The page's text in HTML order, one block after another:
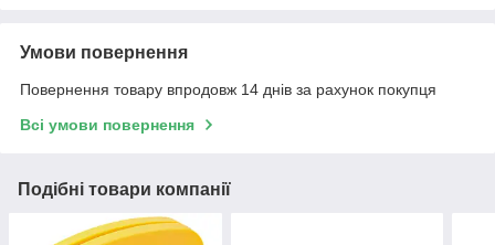
Умови повернення
Повернення товару впродовж 14 днів за рахунок покупця
Всі умови повернення
Подібні товари компанії